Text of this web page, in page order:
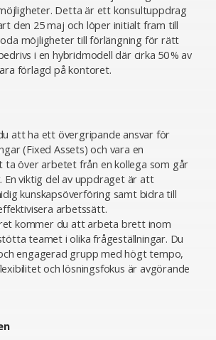
Detta är ett konsultuppdrag
den 25 maj och löper initialt fram till
möjligheter till förlängning för rätt
i en hybridmodell där cirka 50 % av
förlagd på kontoret.
att ha ett övergripande ansvar för
(Fixed Assets) och vara en
ta över arbetet från en kollega som går
En viktig del av uppdraget är att
kunskapsöverföring samt bidra till
arbetssätt.
kommer du att arbeta brett inom
teamet i olika frågeställningar. Du
engagerad grupp med högt tempo,
och lösningsfokus är avgörande